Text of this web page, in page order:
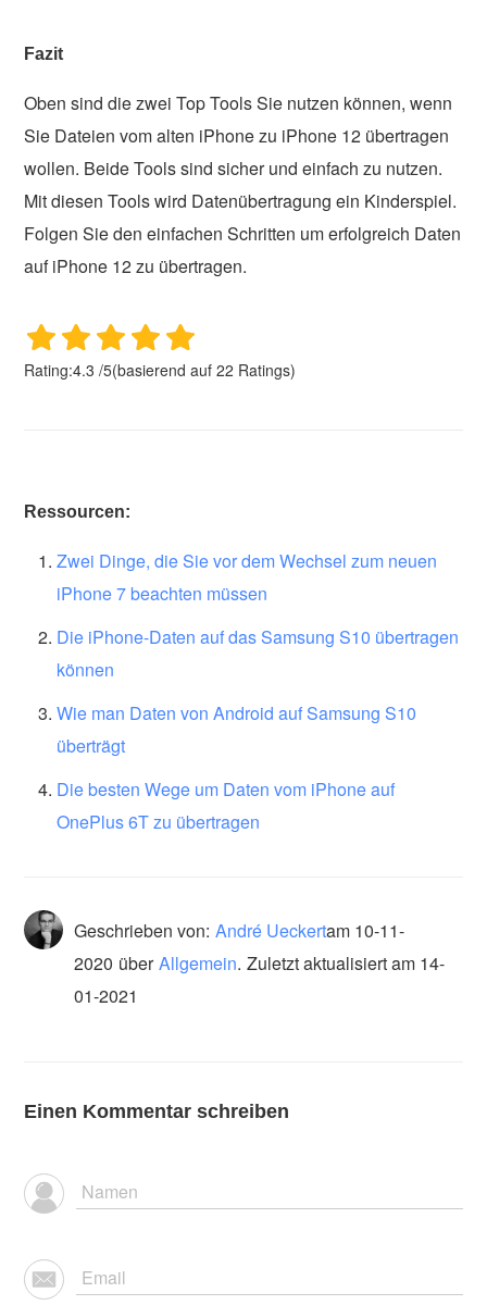
Fazit
Oben sind die zwei Top Tools Sie nutzen können, wenn
Sie Dateien vom alten iPhone zu iPhone 12 übertragen
wollen. Beide Tools sind sicher und einfach zu nutzen.
Mit diesen Tools wird Datenübertragung ein Kinderspiel.
Folgen Sie den einfachen Schritten um erfolgreich Daten
auf iPhone 12 zu übertragen.
Rating:4.3 /5(basierend auf22 Ratings)
Ressourcen:
Zwei Dinge, die Sie vor dem Wechsel zum neuen
iPhone 7 beachten müssen
Die iPhone-Daten auf das Samsung S10 übertragen
können
Wie man Daten von Android auf Samsung S10
überträgt
Die besten Wege um Daten vom iPhone auf
OnePlus 6T zu übertragen
Geschrieben von: André Ueckertam 10-11-
2020 über Allgemein. Zuletzt aktualisiert am 14-
01-2021
Einen Kommentar schreiben